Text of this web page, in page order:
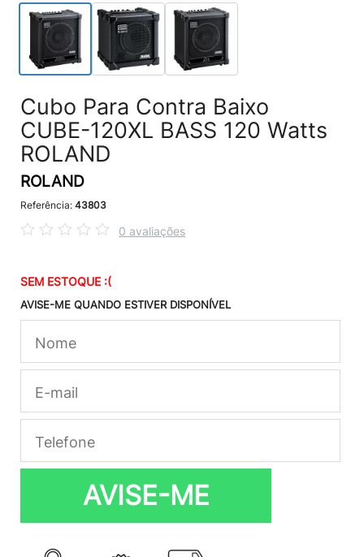
Cubo Para Contra Baixo
CUBE-120XL BASS 120 Watts
ROLAND
ROLAND
Referência: 43803
0 avaliações
SEM ESTOQUE :(
AVISE-ME QUANDO ESTIVER DISPONÍVEL
AVISE-ME